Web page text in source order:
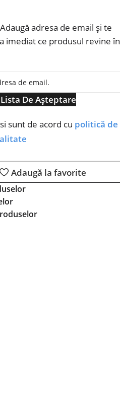
adresa de email și te
imediat ce produsul revine în
De Așteptare
sunt de acord cu politică de
Adaugă la favorite